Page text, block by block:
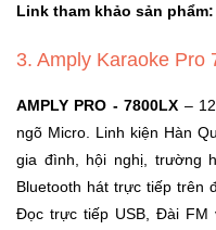
Thao
Dã
Tô
Xe
Link tham khảo sản phẩm:
3. Amply Karaoke Pro
AMPLY PRO - 7800LX –
ngõ Micro. Linh kiện Hàn
gia đình, hội nghị, trường
Bluetooth hát trực tiếp trên
Đọc trực tiếp USB, Đài FM